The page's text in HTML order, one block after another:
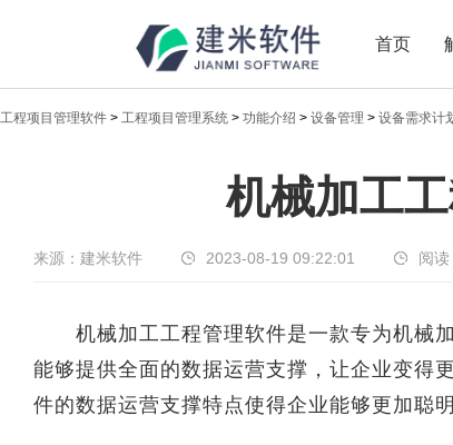
首页
新闻中心
传递实时热点，共享商业价值
工程项目管理软件 > 工程项目管理系统 > 功能介绍 > 设备管理 > 设备需求计
机械加工
来源：建米软件 2023-08-19 09:22:01 阅读
机械加工工程管理软件是一款专为机械加
能够提供全面的数据运营支撑，让企业变得
件的数据运营支撑特点使得企业能够更加聪